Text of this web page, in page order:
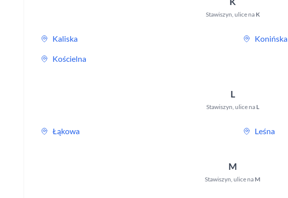
Stawiszyn, ulice na K
Kaliska Konińska
Kościelna
L
Stawiszyn, ulice na L
Łąkowa Leśna
M
Stawiszyn,ulice na M